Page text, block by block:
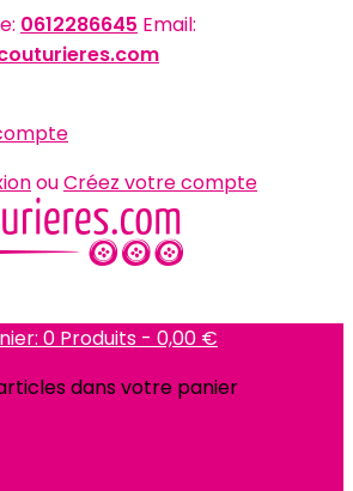
0612286645 Email:
ouCréez votre compte
0 Produits - 0,00 €
dans votre panier